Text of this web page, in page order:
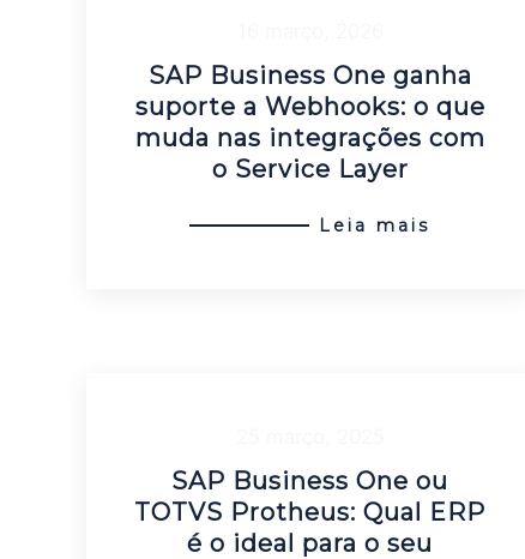
SAP Business One ganha
suporte a Webhooks: o que
muda nas integrações com
o Service Layer
Leia mais
SAP Business One ou
TOTVS Protheus: Qual ERP
é o ideal para o seu